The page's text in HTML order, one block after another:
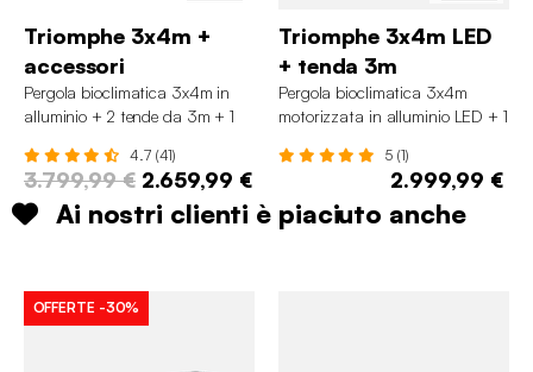
Triomphe 3x4m +
accessori
Pergola bioclimatica 3x4m in
alluminio + 2 tende da 3m + 1
4.7 (41)
3.799,99 € 2.659,99 €
Triomphe 3x4m LED
+ tenda 3m
Pergola bioclimatica 3x4m
motorizzata in alluminio LED + 1
5 (1)
2.999,99 €
Ai nostri clienti è piaciuto anche
OFFERTE -30%